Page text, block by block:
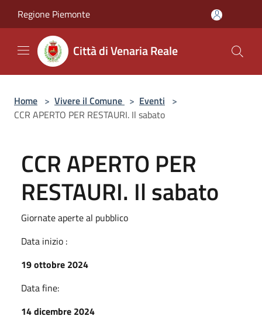
Regione Piemonte
Città di Venaria Reale
Home > Vivere il Comune > Eventi >
CCR APERTO PER RESTAURI. Il sabato
CCR APERTO PER
RESTAURI. Il sabato
Giornate aperte al pubblico
Data inizio :
19 ottobre 2024
Data fine:
14 dicembre 2024